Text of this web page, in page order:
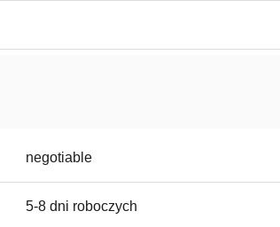
negotiable
5-8 dni roboczych